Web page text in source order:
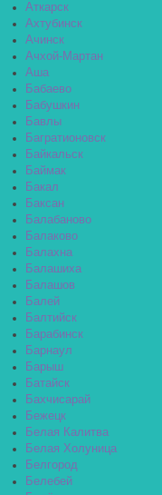
Аткарск
Ахтубинск
Ачинск
Ачхой-Мартан
Аша
Бабаево
Бабушкин
Бавлы
Багратионовск
Байкальск
Баймак
Бакал
Баксан
Балабаново
Балаково
Балахна
Балашиха
Балашов
Балей
Балтийск
Барабинск
Барнаул
Барыш
Батайск
Бахчисарай
Бежецк
Белая Калитва
Белая Холуница
Белгород
Белебей